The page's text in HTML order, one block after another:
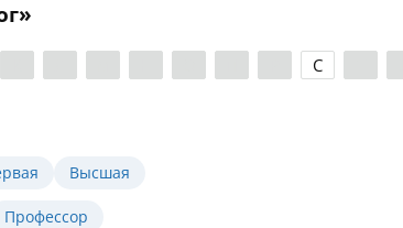
С
Высшая
Профессор